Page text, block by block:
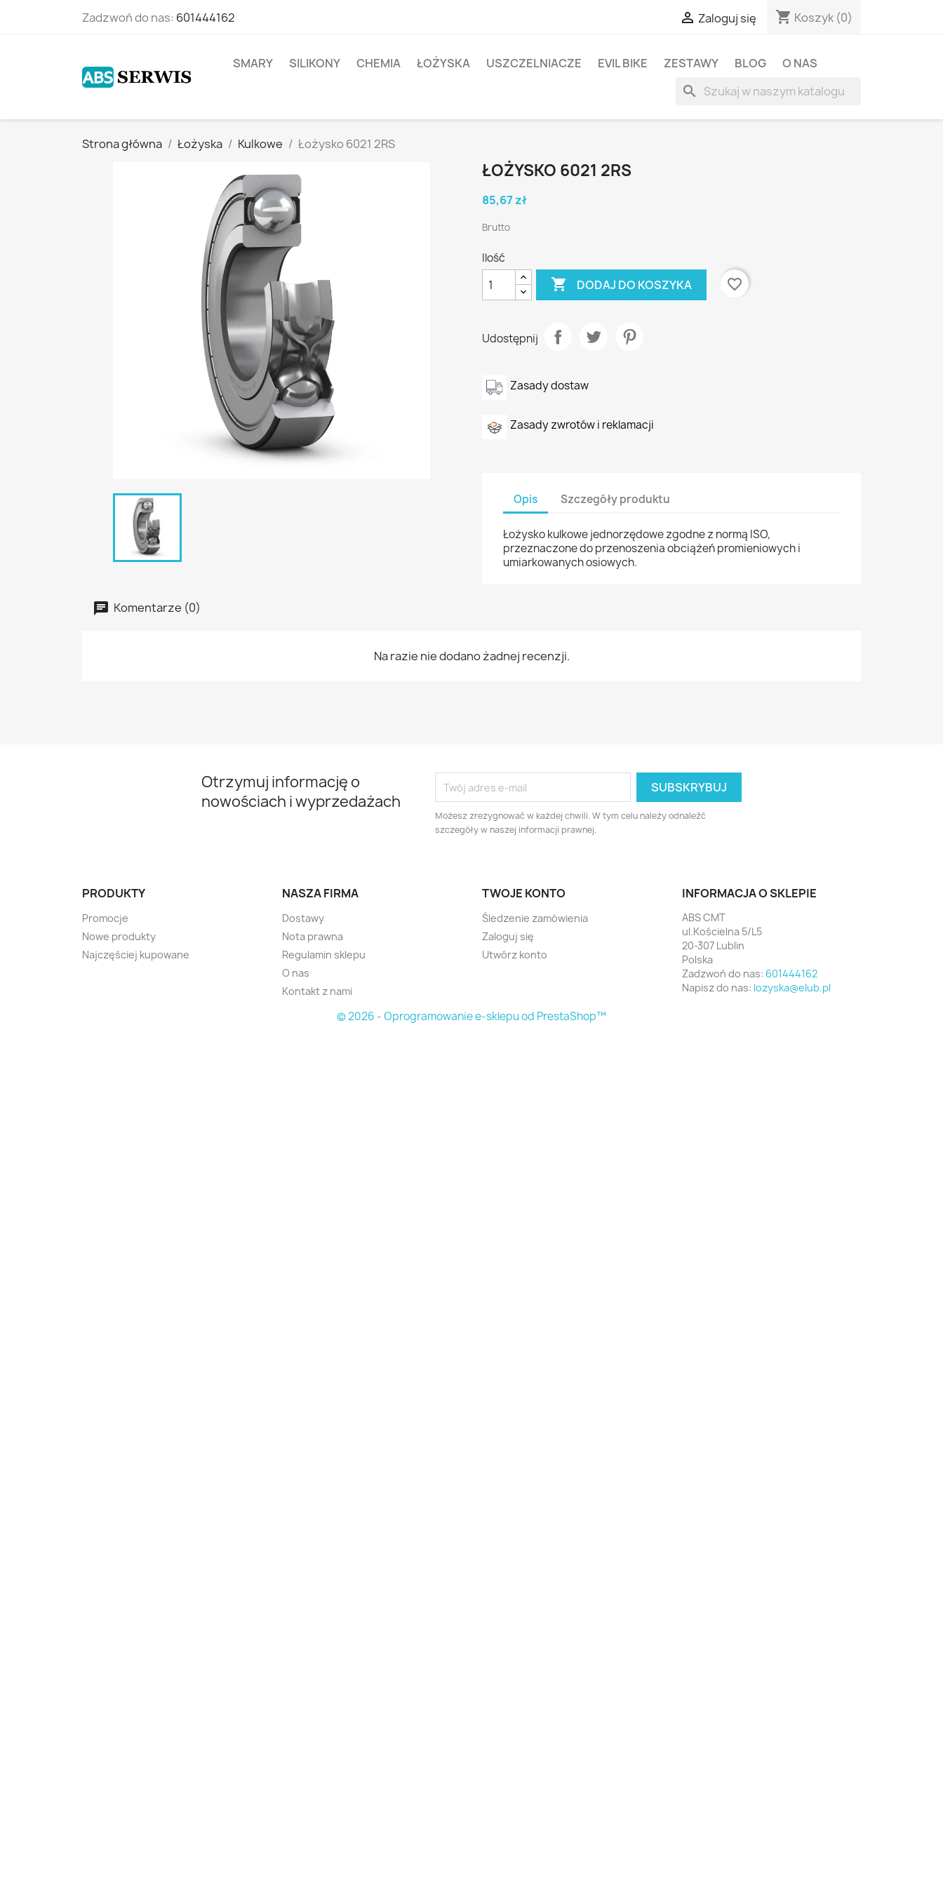
Zadzwoń do nas: 601444162  Zaloguj się shopping_cart Koszyk (0)
SMARY SILIKONY CHEMIA ŁOŻYSKA USZCZELNIACZE EVIL BIKE ZESTAWY BLOG O NAS
search
Strona główna Łożyska Kulkowe Łożysko 6021 2RS
ŁOŻYSKO 6021 2RS
85,67 zł
Brutto
Ilość
 DODAJ DO KOSZYKA favorite_border
Udostępnij
Zasady dostaw
Zasady zwrotów i reklamacji
Opis Szczegóły produktu
Łożysko kulkowe jednorzędowe zgodne z normą ISO,
przeznaczone do przenoszenia obciążeń promieniowych i
umiarkowanych osiowych.
Komentarze (0)
Na razie nie dodano żadnej recenzji.
Otrzymuj informację o
nowościach i wyprzedażach
Możesz zrezygnować w każdej chwili. W tym celu należy odnaleźć
szczegóły w naszej informacji prawnej.
PRODUKTY
Promocje
Nowe produkty
Najczęściej kupowane
NASZA FIRMA
Dostawy
Nota prawna
Regulamin sklepu
O nas
Kontakt z nami
TWOJE KONTO
Śledzenie zamówienia
Zaloguj się
Utwórz konto
INFORMACJA O SKLEPIE
ABS CMT
ul.Kościelna 5/L5
20-307 Lublin
Polska
Zadzwoń do nas: 601444162
Napisz do nas: lozyska@elub.pl
© 2026 - Oprogramowanie e-sklepu od PrestaShop™